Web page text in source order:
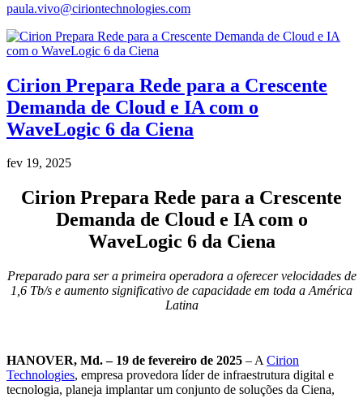
paula.vivo@ciriontechnologies.com
Cirion Prepara Rede para a Crescente
Demanda de Cloud e IA com o
WaveLogic 6 da Ciena
fev 19, 2025
Cirion Prepara Rede para a Crescente
Demanda de Cloud e IA com o
WaveLogic 6 da Ciena
Preparado para ser a primeira operadora a oferecer velocidades de
1,6 Tb/s e aumento significativo de capacidade em toda a América
Latina
HANOVER, Md. – 19 de fevereiro de 2025 – A Cirion
Technologies, empresa provedora líder de infraestrutura digital e
tecnologia, planeja implantar um conjunto de soluções da Ciena,